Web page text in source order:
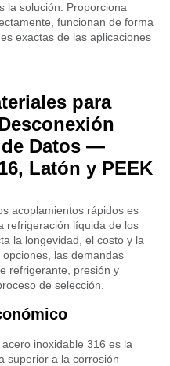
la solución. Proporciona
funcionan de forma
exactas de las aplicaciones
para
de Datos —
Latón y PEEK
acoplamientos rápidos es
refrigeración líquida de los
la longevidad, el costo y la
las demandas
refrigerante, presión y
de selección.
inoxidable 316 es la
superior a la corrosión